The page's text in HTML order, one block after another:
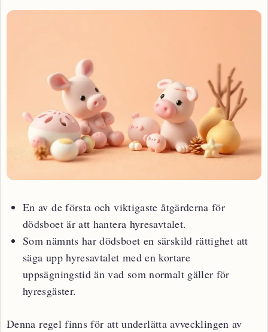
En av de första och viktigaste åtgärderna för
dödsboet är att hantera hyresavtalet.
Som nämnts har dödsboet en särskild rättighet att
säga upp hyresavtalet med en kortare
uppsägningstid än vad som normalt gäller för
hyresgäster.
Denna regel finns för att underlätta avvecklingen av